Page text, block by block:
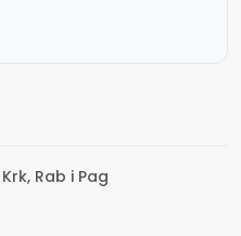
Rab i Pag